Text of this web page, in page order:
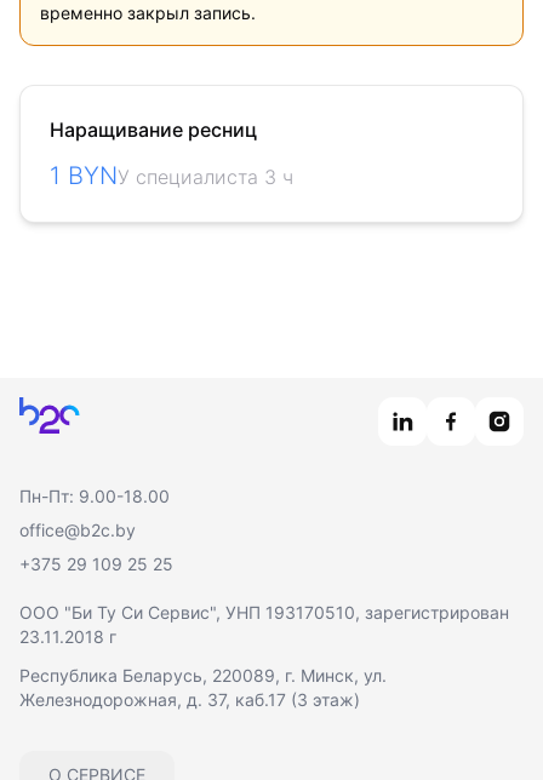
временно закрыл запись.
Наращивание ресниц
1 BYNУ специалиста 3 ч
Главная
Пн-Пт: 9.00-18.00
office@b2c.by
+375 29 109 25 25
О СЕРВИСЕ
ООО "Би Ту Си Сервис", УНП 193170510, зарегистрирован
23.11.2018 г
Республика Беларусь, 220089, г. Минск, ул.
Железнодорожная, д. 37, каб.17 (3 этаж)